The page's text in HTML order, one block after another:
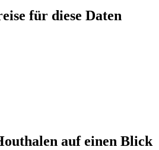
für diese Daten
auf einen Blick